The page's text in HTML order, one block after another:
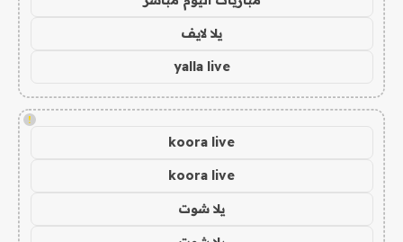
يلا لايف
yalla live
!
koora live
koora live
يلا شوت